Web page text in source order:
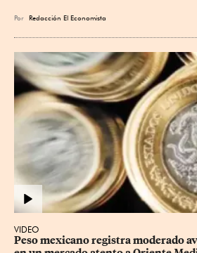
Por Redacción El Economista
VIDEO
Peso mexicano registra moderado